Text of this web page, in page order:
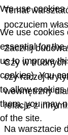
Temat
poczuciem
Zacznij
Czy w
czy raczej
wewnętrzny
relacje z
Na warsztacie
We use cookies
We use cookies
essential for the
us to improve
cookies). You
to allow cookies
them, you may
of the site.